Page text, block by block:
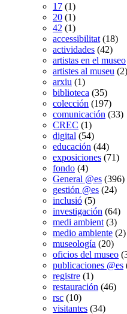
17 (1)
20 (1)
42 (1)
accessibilitat (18)
actividades (42)
artistas en el museo
artistes al museu (2)
arxiu (1)
biblioteca (35)
colección (197)
comunicación (33)
CREC (1)
digital (54)
educación (44)
exposiciones (71)
fondo (4)
General @es (396)
gestión @es (24)
inclusió (5)
investigación (64)
medi ambient (3)
medio ambiente (2)
museología (20)
oficios del museo
publicaciones @es
registre (1)
restauración (46)
rsc (10)
visitantes (34)